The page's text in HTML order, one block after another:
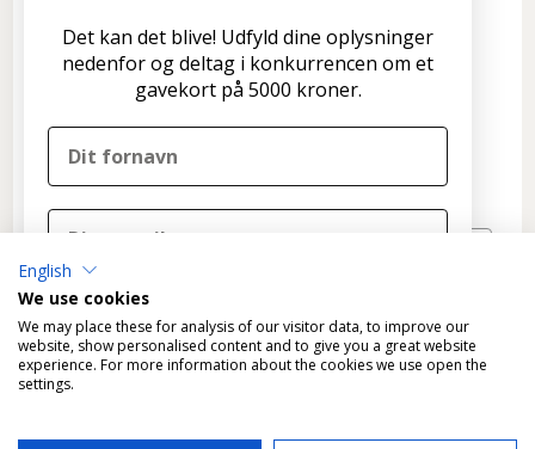
Formervangen 17
2600 Glostrup
Nyhedsbrev
*Fragtfri levering gælder KUN varer, der kan leveres som
English
We use cookies
We may place these for analysis of our visitor data, to improve our
website, show personalised content and to give you a great website
experience. For more information about the cookies we use open the
settings.
Det kan det blive! Udfyld dine oplysninger
nedenfor og deltag i konkurrencen om et
gavekort på 5000 kroner.
DELTAG I KONKURRENCEN
Nej tak, det skal ikke være mig
samtidig Disconetto' nyhedsbrev og accepterer